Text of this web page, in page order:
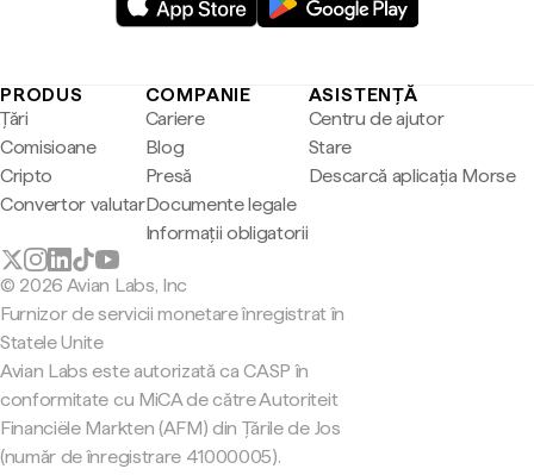
PRODUS
Țări
Comisioane
Cripto
Convertor valutar
COMPANIE
Cariere
Blog
Presă
Documente legale
Informații obligatorii
ASISTENȚĂ
Centru de ajutor
Stare
Descarcă aplicația Morse
© 2026 Avian Labs, Inc
Furnizor de servicii monetare înregistrat în
Statele Unite
Avian Labs este autorizată ca CASP în
conformitate cu MiCA de către Autoriteit
Financiële Markten (AFM) din Țările de Jos
(număr de înregistrare 41000005).